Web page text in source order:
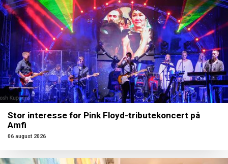
Stor interesse for Pink Floyd-tributekoncert på
Amfi
06 august 2026